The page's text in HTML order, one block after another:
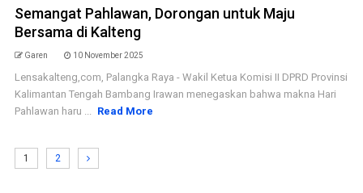
Semangat Pahlawan, Dorongan untuk Maju
Bersama di Kalteng
Garen 10 November 2025
Lensakalteng,com, Palangka Raya - Wakil Ketua Komisi II DPRD Provinsi
Kalimantan Tengah Bambang Irawan menegaskan bahwa makna Hari
Pahlawan haru ... Read More
1 2